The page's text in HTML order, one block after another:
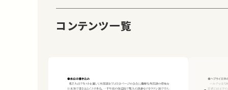
コンテンツ一覧